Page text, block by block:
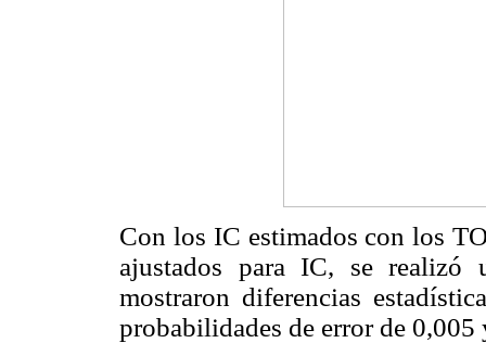
Con los IC estimados con los
ajustados para IC, se realizó
mostraron diferencias
probabilidades de error de 0,005